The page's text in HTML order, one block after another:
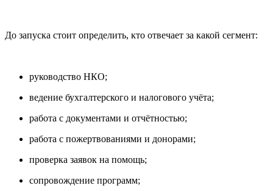
До запуска стоит определить, кто отвечает за какой сегмент:
руководство НКО;
ведение бухгалтерского и налогового учёта;
работа с документами и отчётностью;
работа с пожертвованиями и донорами;
проверка заявок на помощь;
сопровождение программ;